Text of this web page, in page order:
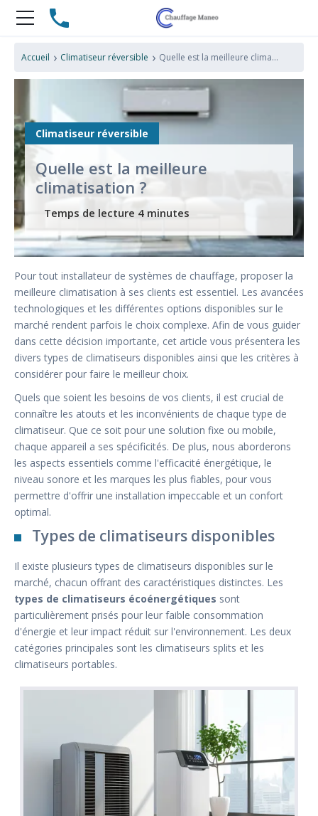
Climatiseur réversible
Quelle est la meilleure
climatisation ?
Accueil › Climatiseur réversible › Quelle est la meilleure climatisation ?
Pour tout installateur de systèmes de chauffage, proposer la
meilleure climatisation à ses clients est essentiel. Les avancées
technologiques et les différentes options disponibles sur le
marché rendent parfois le choix complexe. Afin de vous guider
dans cette décision importante, cet article vous présentera les
divers types de climatiseurs disponibles ainsi que les critères à
considérer pour faire le meilleur choix.
Quels que soient les besoins de vos clients, il est crucial de
connaître les atouts et les inconvénients de chaque type de
climatiseur. Que ce soit pour une solution fixe ou mobile,
chaque appareil a ses spécificités. De plus, nous aborderons
les aspects essentiels comme l'efficacité énergétique, le
niveau sonore et les marques les plus fiables, pour vous
permettre d'offrir une installation impeccable et un confort
optimal.
Types de climatiseurs disponibles
Il existe plusieurs types de climatiseurs disponibles sur le
marché, chacun offrant des caractéristiques distinctes. Les
types de climatiseurs écoénergétiques sont
particulièrement prisés pour leur faible consommation
d'énergie et leur impact réduit sur l'environnement. Les deux
catégories principales sont les climatiseurs splits et les
climatiseurs portables.